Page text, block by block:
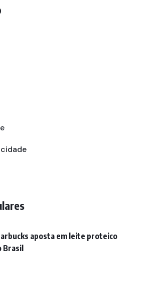
aposta em leite proteico
Brasil